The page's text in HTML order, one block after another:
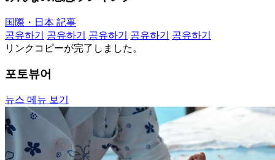
国際・日本 記事
공유하기
공유하기 공유하기 공유하기
공유하기
リンクコピーが完了しました。
포토뷰어
뉴스 메뉴 보기